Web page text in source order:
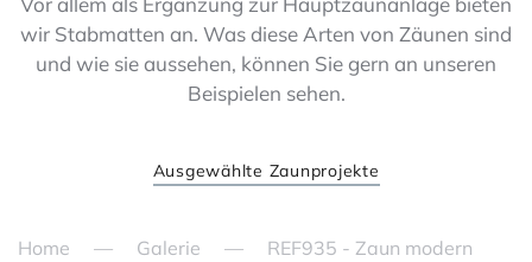
wir Stabmatten an. Was diese Arten von Zäunen sind
und wie sie aussehen, können Sie gern an unseren
Beispielen sehen.
Ausgewählte Zaunprojekte
Home Galerie
REF935 - Zaun modern